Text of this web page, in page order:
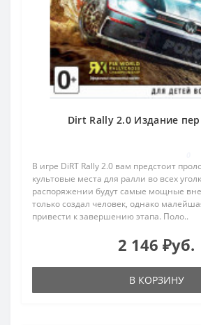
Dirt Rally 2.0 Издание
В игре DiRT Rally 2.0 вам предстоит
культовые места для ралли во всех
распоряжении будут самые мощные
только создал человек, однако
привести к завершению этапа. Поло..
2 146 ₽уб.
В КОРЗИНУ